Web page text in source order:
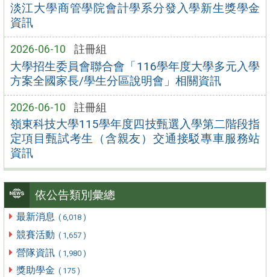
淡江大學商管學院會計學系分發入學新生獎學金
資訊
2026-06-10 註冊組
大學招生委員會聯合會「116學年度大學多元入學
方案全國家長/學生分區說明會」相關資訊
2026-06-10 註冊組
嶺東科技大學115學年度四技甄選入學第二階段指
定項目甄試考生（含親友）交通接駁專車服務站
資訊
依公告類別彙總
最新消息 ( 6,018 )
競賽活動 ( 1,657 )
營隊資訊 ( 1,980 )
獎助學金 ( 175 )